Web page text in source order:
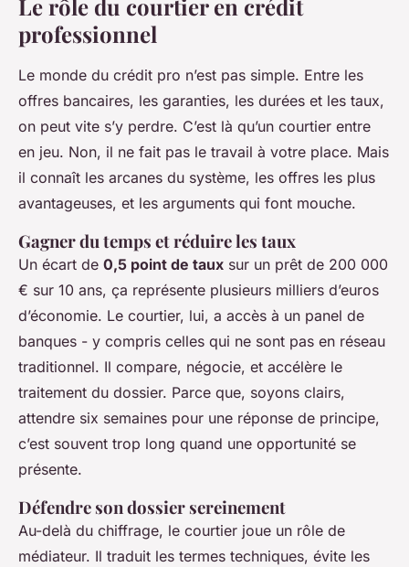
Le rôle du courtier en crédit
professionnel
Le monde du crédit pro n’est pas simple. Entre les
offres bancaires, les garanties, les durées et les taux,
on peut vite s’y perdre. C’est là qu’un courtier entre
en jeu. Non, il ne fait pas le travail à votre place. Mais
il connaît les arcanes du système, les offres les plus
avantageuses, et les arguments qui font mouche.
Gagner du temps et réduire les taux
Un écart de 0,5 point de taux sur un prêt de 200 000
€ sur 10 ans, ça représente plusieurs milliers d’euros
d’économie. Le courtier, lui, a accès à un panel de
banques - y compris celles qui ne sont pas en réseau
traditionnel. Il compare, négocie, et accélère le
traitement du dossier. Parce que, soyons clairs,
attendre six semaines pour une réponse de principe,
c’est souvent trop long quand une opportunité se
présente.
Défendre son dossier sereinement
Au-delà du chiffrage, le courtier joue un rôle de
médiateur. Il traduit les termes techniques, évite les